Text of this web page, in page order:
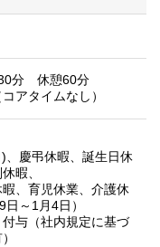
分 休憩60分
アタイムなし）
、慶弔休暇、誕生日休
暇、
、育児休業、介護休
～1月4日）
与（社内規定に基づ